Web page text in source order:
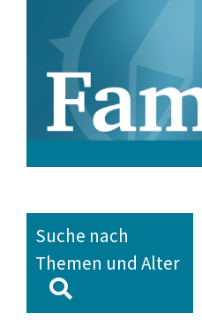
Suche nach
Themen und Alter